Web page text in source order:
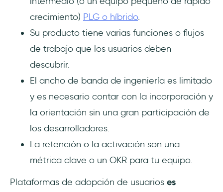
crecimiento) PLG o híbrido.
Su producto tiene varias funciones o flujos
de trabajo que los usuarios deben
descubrir.
El ancho de banda de ingeniería es limitado
y es necesario contar con la incorporación y
la orientación sin una gran participación de
los desarrolladores.
La retención o la activación son una
métrica clave o un OKR para tu equipo.
Plataformas de adopción de usuarios es